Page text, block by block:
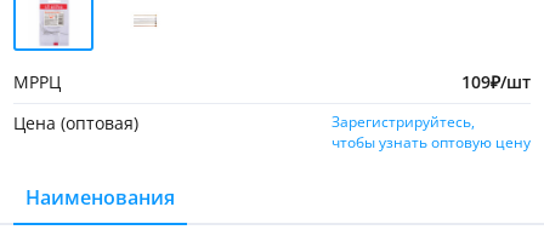
МРРЦ 109₽/шт
Цена (оптовая)
Зарегистрируйтесь,
чтобы узнать оптовую цену
Наименования